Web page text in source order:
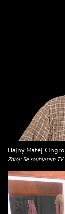
Hajný Matěj
Zdroj: Se souhlasem TV